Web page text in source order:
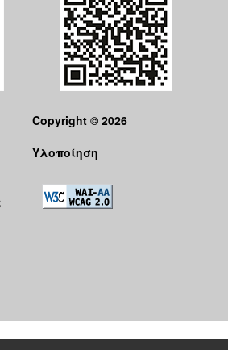
Copyright © 2026
Υλοποίηση